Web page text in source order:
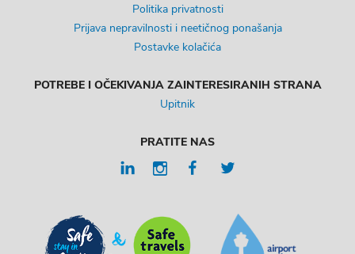
Politika privatnosti
Prijava nepravilnosti i neetičnog ponašanja
Postavke kolačića
POTREBE I OČEKIVANJA ZAINTERESIRANIH STRANA
Upitnik
PRATITE NAS